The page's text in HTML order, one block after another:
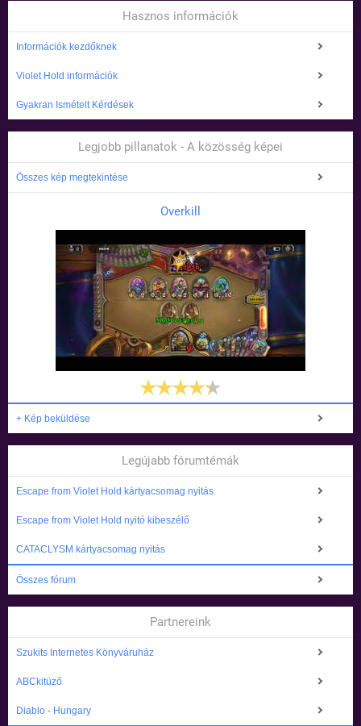
Hasznos információk
Információk kezdőknek
Violet Hold információk
Gyakran Ismételt Kérdések
Legjobb pillanatok - A közösség képei
Összes kép megtekintése
Overkill
+ Kép beküldése
Legújabb fórumtémák
Escape from Violet Hold kártyacsomag nyitás
Escape from Violet Hold nyitó kibeszélő
CATACLYSM kártyacsomag nyitás
Összes fórum
Partnereink
Szukits Internetes Könyváruház
ABCkitüző
Diablo - Hungary